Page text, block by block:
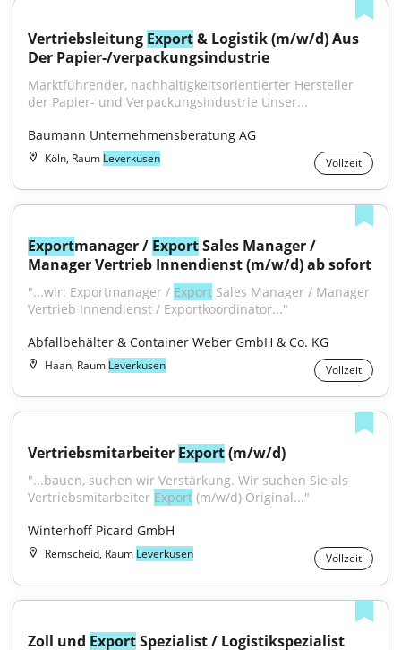
Vertriebsleitung Export & Logistik (m/w/d) Aus
Der Papier-/verpackungsindustrie
Marktführender, nachhaltigkeitsorientierter Hersteller
der Papier- und Verpackungsindustrie Unser...
Baumann Unternehmensberatung AG
Köln, Raum Leverkusen Vollzeit
Exportmanager / Export Sales Manager /
Manager Vertrieb Innendienst (m/w/d) ab sofort
"...wir: Exportmanager / Export Sales Manager / Manager
Vertrieb Innendienst / Exportkoordinator..."
Abfallbehälter & Container Weber GmbH & Co. KG
Haan, Raum Leverkusen Vollzeit
Vertriebsmitarbeiter Export (m/w/d)
"...bauen, suchen wir Verstärkung. Wir suchen Sie als
Vertriebsmitarbeiter Export (m/w/d) Original..."
Winterhoff Picard GmbH
Remscheid, Raum Leverkusen Vollzeit
Zoll und Export Spezialist / Logistikspezialist